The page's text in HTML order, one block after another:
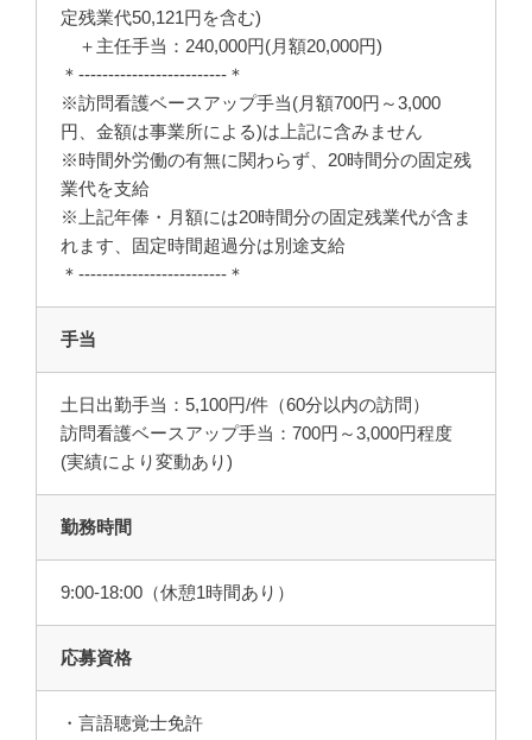
定残業代50,121円を含む)
＋主任手当：240,000円(月額20,000円)
＊-------------------------＊
※訪問看護ベースアップ手当(月額700円～3,000
円、金額は事業所による)は上記に含みません
※時間外労働の有無に関わらず、20時間分の固定残
業代を支給
※上記年俸・月額には20時間分の固定残業代が含ま
れます、固定時間超過分は別途支給
＊-------------------------＊
手当
土日出勤手当：5,100円/件（60分以内の訪問）
訪問看護ベースアップ手当：700円～3,000円程度
(実績により変動あり)
勤務時間
9:00-18:00（休憩1時間あり）
応募資格
・言語聴覚士免許